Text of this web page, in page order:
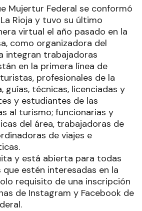
Mujertur Federal se conformó
Rioja y tuvo su último
virtual el año pasado en la
como organizadora del
integran trabajadoras
en la primera línea de
profesionales de la
técnicas, licenciadas y
y estudiantes de las
al turismo; funcionarias y
del área, trabajadoras de
de viajes e
y está abierta para todas
que estén interesadas en la
requisito de una inscripción
de Instagram y Facebook de